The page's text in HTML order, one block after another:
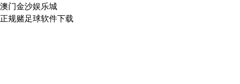
澳门金沙娱乐城
正规赌足球软件下载